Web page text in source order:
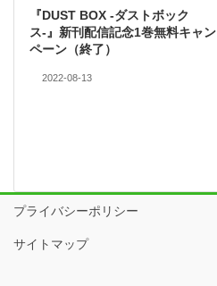
『DUST BOX -ダストボック
ス-』新刊配信記念1巻無料キャン
ペーン（終了）
2022-08-13
プライバシーポリシー
サイトマップ